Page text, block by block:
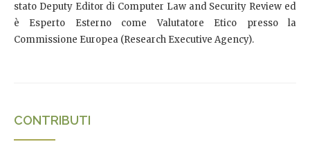
stato Deputy Editor di Computer Law and Security Review ed
è Esperto Esterno come Valutatore Etico presso la
Commissione Europea (Research Executive Agency).
CONTRIBUTI